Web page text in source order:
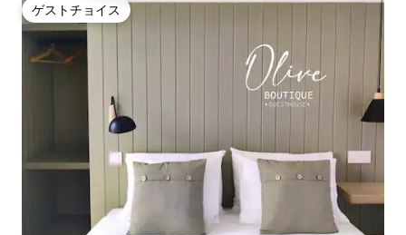
ゲストチョイス
ゲストチョイス